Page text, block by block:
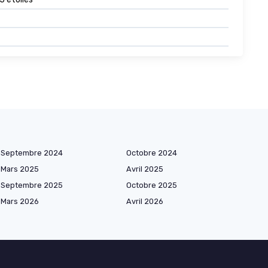
Septembre 2024
Octobre 2024
Mars 2025
Avril 2025
Septembre 2025
Octobre 2025
Mars 2026
Avril 2026